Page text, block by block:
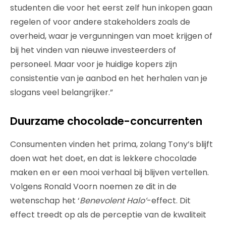
studenten die voor het eerst zelf hun inkopen gaan
regelen of voor andere stakeholders zoals de
overheid, waar je vergunningen van moet krijgen of
bij het vinden van nieuwe investeerders of
personeel. Maar voor je huidige kopers zijn
consistentie van je aanbod en het herhalen van je
slogans veel belangrijker.”
Duurzame chocolade-concurrenten
Consumenten vinden het prima, zolang Tony’s blijft
doen wat het doet, en dat is lekkere chocolade
maken en er een mooi verhaal bij blijven vertellen.
Volgens Ronald Voorn noemen ze dit in de
wetenschap het ‘Benevolent Halo’-effect. Dit
effect treedt op als de perceptie van de kwaliteit